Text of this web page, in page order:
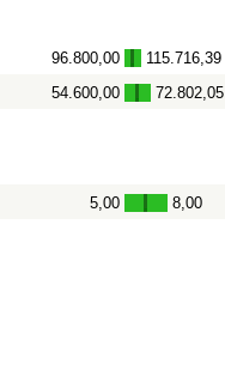
96.800,00 - 115.716,39
54.600,00 - 72.802,05
5,00 - 8,00